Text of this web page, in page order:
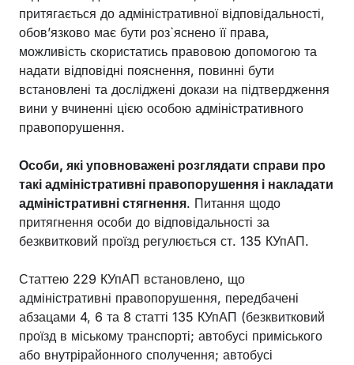
притягається до адміністративної відповідальності,
обов’язково має бути роз`яснено її права,
можливість скористатись правовою допомогою та
надати відповідні пояснення, повинні бути
встановлені та досліджені докази на підтвердження
вини у вчиненні цією особою адміністративного
правопорушення.
Особи, які уповноважені розглядати справи про
такі адміністративні правопорушення і накладати
адміністративні стягнення. Питання щодо
притягнення особи до відповідальності за
безквитковий проїзд регулюється ст. 135 КУпАП.
Статтею 229 КУпАП встановлено, що
адміністративні правопорушення, передбачені
абзацами 4, 6 та 8 статті 135 КУпАП (безквитковий
проїзд в міському транспорті; автобусі приміського
або внутрірайонного сполучення; автобусі